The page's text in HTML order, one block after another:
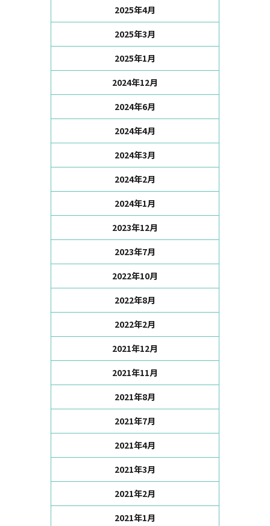
2025年4月
2025年3月
2025年1月
2024年12月
2024年6月
2024年4月
2024年3月
2024年2月
2024年1月
2023年12月
2023年7月
2022年10月
2022年8月
2022年2月
2021年12月
2021年11月
2021年8月
2021年7月
2021年4月
2021年3月
2021年2月
2021年1月